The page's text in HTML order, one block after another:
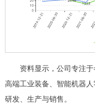
资料显示，公司专注于
高端工业装备、智能机器
研发、生产与销售。